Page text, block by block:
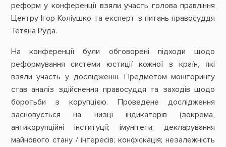
реформ у конференції взяли участь голова правління
Центру Ігор Коліушко та експерт з питань правосуддя
Тетяна Руда.
На конференції були обговорені підходи щодо
реформування системи юстиції кожної з країн, які
взяли участь у дослідженні. Предметом моніторингу
став аналіз здійснення правосуддя та заходів щодо
боротьби з корупцією. Проведене дослідження
засновується на низці індикаторів (зокрема,
антикорупційні інституції; імунітети; декларування
майнового стану / інтересів; конфіскація; незалежність